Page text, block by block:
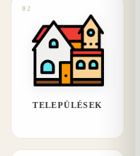
02
TELEPÜLÉSEK